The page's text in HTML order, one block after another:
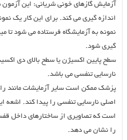
آزمایش گازهای خونی شریانی: این
اندازه گیری می کند. برای این کار یک
نمونه به آزمایشگاه فرستاده می شود تا
گیری شود.
سطح پایین اکسیژن یا سطح بالای دی
نارسایی تنفسی می باشد.
پزشک ممکن است سایر آزمایشات مانند
اصلی نارسایی تنفسی را پیدا کند.
است که تصاویری از ساختارهای داخل
را نشان می دهد.